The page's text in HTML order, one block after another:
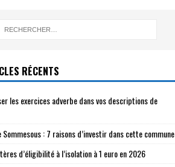
RÉCENTS
les exercices adverbe dans vos descriptions de
Sommesous : 7 raisons d’investir dans cette commune
d’éligibilité à l’isolation à 1 euro en 2026